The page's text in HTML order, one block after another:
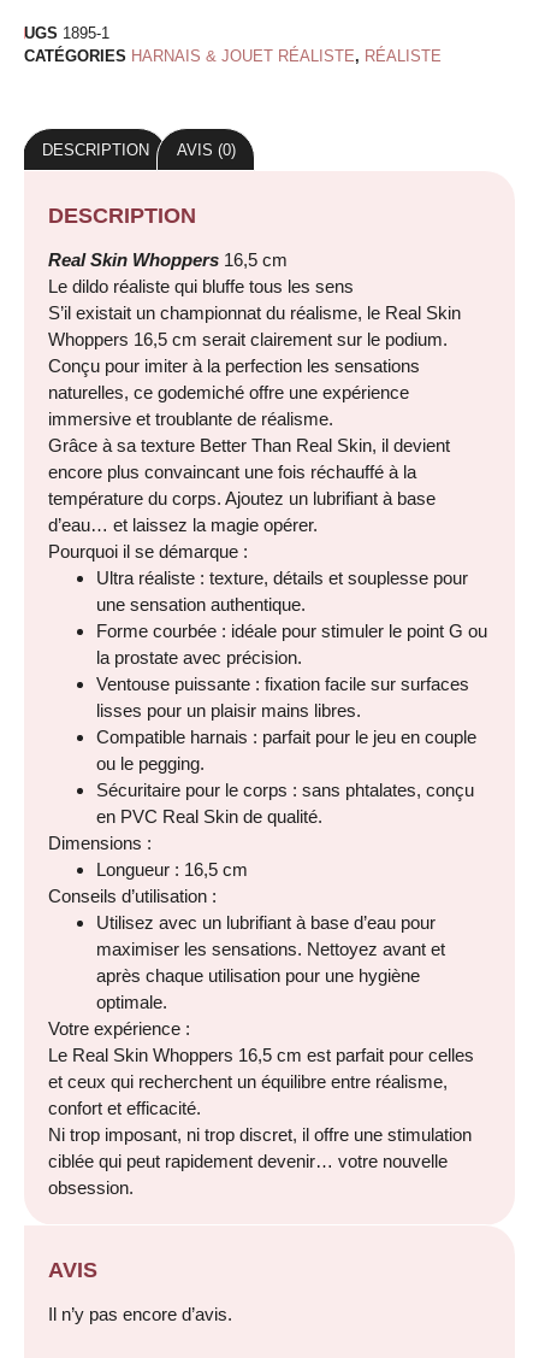
UGS 1895-1
CATÉGORIES HARNAIS & JOUET RÉALISTE, RÉALISTE
DESCRIPTION AVIS (0)
DESCRIPTION
Real Skin Whoppers 16,5 cm
Le dildo réaliste qui bluffe tous les sens
S’il existait un championnat du réalisme, le Real Skin
Whoppers 16,5 cm serait clairement sur le podium.
Conçu pour imiter à la perfection les sensations
naturelles, ce godemiché offre une expérience
immersive et troublante de réalisme.
Grâce à sa texture Better Than Real Skin, il devient
encore plus convaincant une fois réchauffé à la
température du corps. Ajoutez un lubrifiant à base
d’eau… et laissez la magie opérer.
Pourquoi il se démarque :
Ultra réaliste : texture, détails et souplesse pour
une sensation authentique.
Forme courbée : idéale pour stimuler le point G ou
la prostate avec précision.
Ventouse puissante : fixation facile sur surfaces
lisses pour un plaisir mains libres.
Compatible harnais : parfait pour le jeu en couple
ou le pegging.
Sécuritaire pour le corps : sans phtalates, conçu
en PVC Real Skin de qualité.
Dimensions :
Longueur : 16,5 cm
Conseils d’utilisation :
Utilisez avec un lubrifiant à base d’eau pour
maximiser les sensations. Nettoyez avant et
après chaque utilisation pour une hygiène
optimale.
Votre expérience :
Le Real Skin Whoppers 16,5 cm est parfait pour celles
et ceux qui recherchent un équilibre entre réalisme,
confort et efficacité.
Ni trop imposant, ni trop discret, il offre une stimulation
ciblée qui peut rapidement devenir… votre nouvelle
obsession.
AVIS
Il n’y pas encore d’avis.